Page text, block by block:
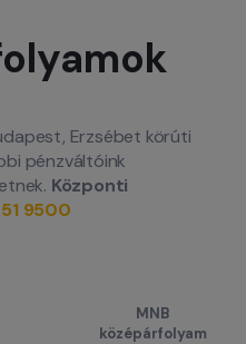
Erzsébet körúti
pénzváltóink
Központi
9500
MNB
középárfolyam